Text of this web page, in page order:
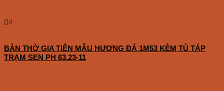
0₫
BÀN THỜ GIA TIÊN MẪU HƯƠNG ĐÁ 1M53 KÈM TỦ TÁP
TRẠM SEN PH 63.23-11